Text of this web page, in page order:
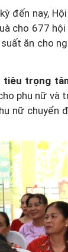
đến nay,
cho 677 hội
ăn cho
tiêu trọng
phụ nữ và
nữ chuyển